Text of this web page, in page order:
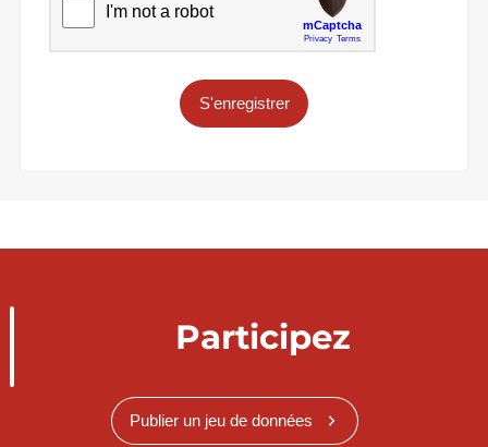
S'enregistrer
Participez
Publier un jeu de données